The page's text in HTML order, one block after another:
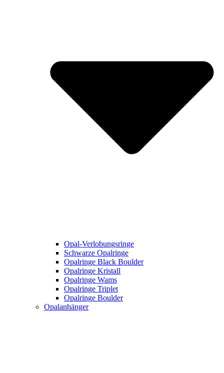
Opal-Verlobungsringe
Schwarze Opalringe
Opalringe Black Boulder
Opalringe Kristall
Opalringe Wams
Opalringe Triplet
Opalringe Boulder
Opalanhänger